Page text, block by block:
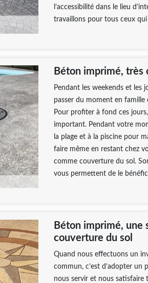
l’accessibilité dans le lieu
travaillons pour tous ceux
Béton imprimé, très
Pendant les weekends et les
passer du moment en famille
Pour profiter à fond ces
important. Pendant votre
la plage et à la piscine pour
faire même en restant chez
comme couverture du sol.
vous permettent de le
Béton imprimé, une
couverture du sol
Quand nous effectuons un
commun, c’est d’adopter un
nous servir et nous satisfaire